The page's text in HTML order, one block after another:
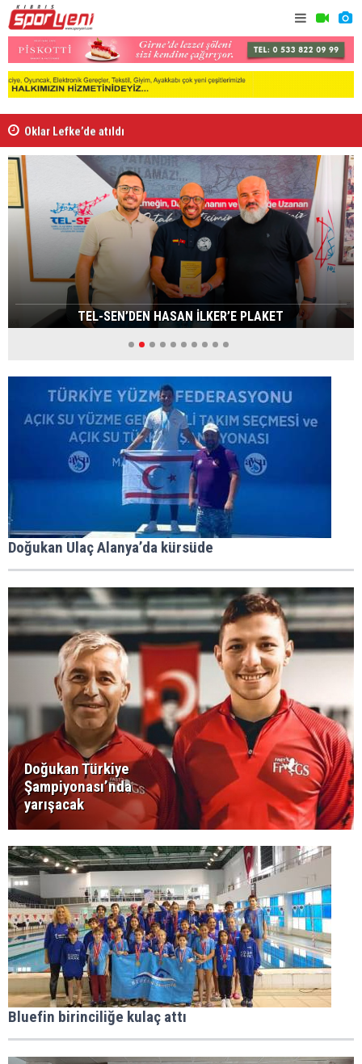
Oklar Lefke’de atıldı
TEL-SEN’DEN HASAN İLKER’E PLAKET
Doğukan Ulaç Alanya’da kürsüde
Doğukan Türkiye
Şampiyonası’nda
yarışacak
Bluefin birinciliğe kulaç attı